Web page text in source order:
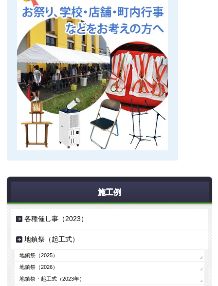
施工例
各種催し事（2023）
地鎮祭（起工式）
地鎮祭（2025）
地鎮祭（2026）
地鎮祭・起工式（2023年）